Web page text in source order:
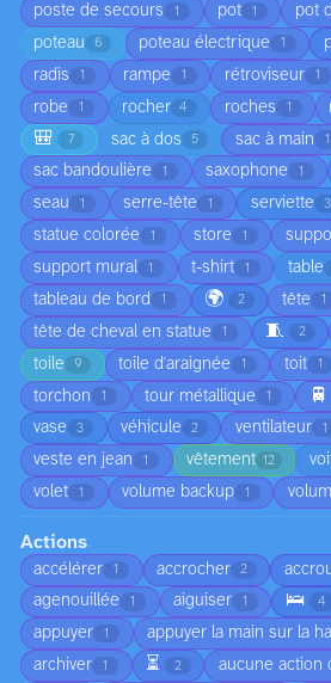
poste de secours 1 pot 1 pot
poteau 6 poteau électrique 1
radis 1 rampe 1 rétroviseur 1
robe 1 rocher 4 roches 1
🎒 7 sac à dos 5 sac à main 1
sac bandoulière 1 saxophone 1
seau 1 serre-tête 1 serviette 3
statue colorée 1 store 1
support mural 1 t-shirt 1 table
tableau de bord 1 🌍 2 tête 1
tête de cheval en statue 1 🧵 2
toile 9 toile d'araignée 1 toit 1
torchon 1 tour métallique 1 🚆
vase 3 véhicule 2 ventilateur 1
veste en jean 1 vêtement 12
volet 1 volume backup 1
Actions
accélérer 1 accrocher 2
agenouillée 1 aiguiser 1 🛌 4
appuyer 1 appuyer la main sur la
archiver 1 ⏳ 2 aucune action